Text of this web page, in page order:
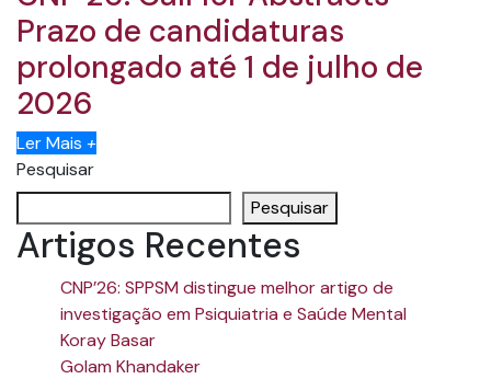
Prazo de candidaturas
prolongado até 1 de julho de
2026
Ler Mais +
Pesquisar
Pesquisar
Artigos Recentes
CNP’26: SPPSM distingue melhor artigo de
investigação em Psiquiatria e Saúde Mental
Koray Basar
Golam Khandaker